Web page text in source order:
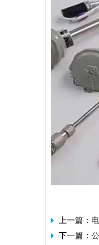
上一篇：
下一篇：